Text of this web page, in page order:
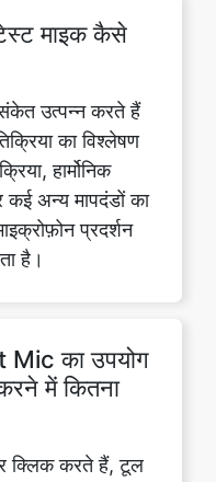
माइक कैसे
उत्पन्न करते हैं
का विश्लेषण
हार्मोनिक
अन्य मापदंडों का
प्रदर्शन
है।
का उपयोग
में कितना
क्लिक करते हैं, टूल